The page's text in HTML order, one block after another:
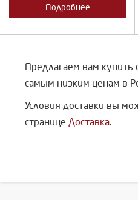
Подробнее
Предлагаем вам купить
самым низким ценам в
Условия доставки вы
странице Доставка.